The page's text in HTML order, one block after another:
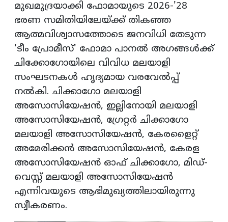
മുഖമുദ്രയാക്കി ഫോമായുടെ 2026-'28
ഭരണ സമിതിയിലേയ്ക്ക് തികഞ്ഞ
ആത്മവിശ്വാസത്തോടെ ജനവിധി തേടുന്ന
'ടീം പ്രോമീസ്' ഫോമാ പാനല്‍ അഗങ്ങള്‍ക്ക്
ചിക്കോഗോയിലെ വിവിധ മലയാളി
സംഘടനകള്‍ ഹൃദ്യമായ വരവേല്‍പ്പ്
നല്‍കി. ചിക്കാഗോ മലയാളി
അസോസിയേഷന്‍, ഇല്ലിനോയി മലയാളി
അസോസിയേഷന്‍, ഗ്രേറ്റര്‍ ചിക്കാഗോ
മലയാളി അസോസിയേഷന്‍, കേരളൈറ്റ്
അമേരിക്കന്‍ അസോസിയേഷന്‍, കേരള
അസോസിയേഷന്‍ ഓഫ് ചിക്കാഗോ, മിഡ്-
വെസ്റ്റ് മലയാളി അസോസിയേഷന്‍
എന്നിവയുടെ ആഭിമുഖ്യത്തിലായിരുന്നു
സ്വീകരണം.